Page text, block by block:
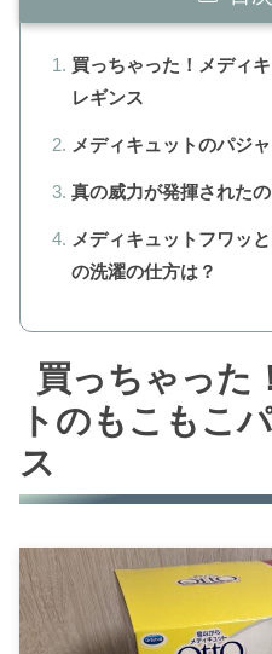
買っちゃった！メディ
レギンス
メディキュットのパジ
真の威力が発揮された
メディキュットフワッ
の洗濯の仕方は？
買っちゃった
トのもこもこ
ス